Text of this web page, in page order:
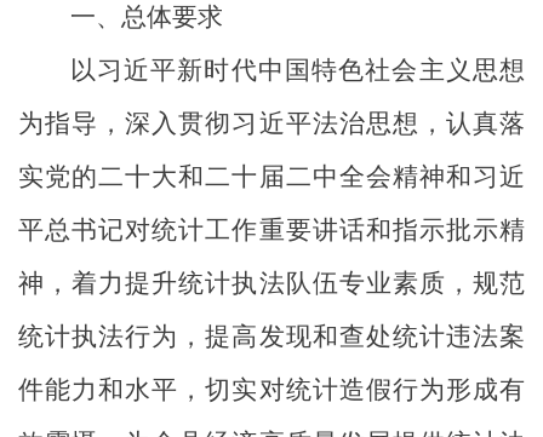
一、总体要求
以习近平新时代中国特色社会主义思想
为指导，深入贯彻习近平法治思想，认真落
实党的二十大和二十届二中全会精神和习近
平总书记对统计工作重要讲话和指示批示精
神，着力提升统计执法队伍专业素质，规范
统计执法行为，提高发现和查处统计违法案
件能力和水平，切实对统计造假行为形成有